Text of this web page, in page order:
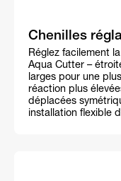
Chenilles
Réglez facilement
Aqua Cutter –
larges pour une
réaction plus
déplacées
installation flexible